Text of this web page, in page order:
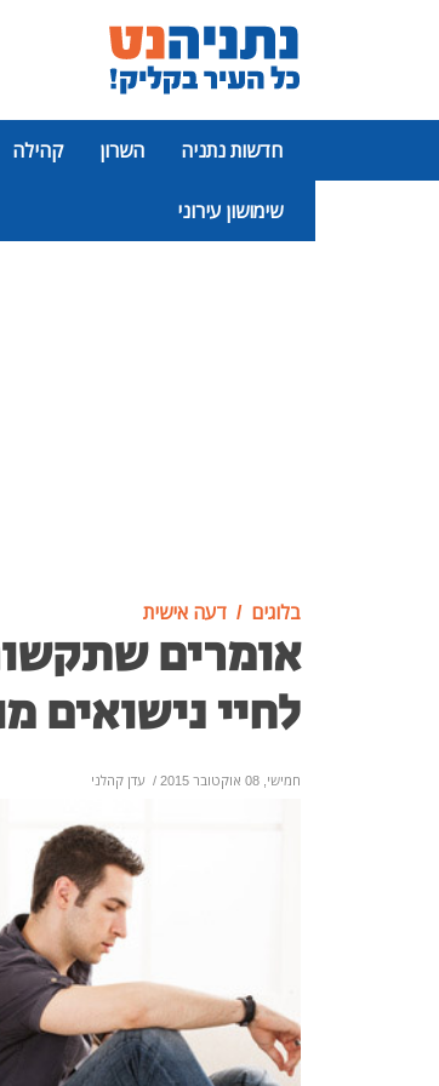
חדשות נתניה השרון קהילה
שימושון עירוני
בלוגים דעה אישית
אומרים
לחיי נישואים
חמישי, 08 אוקטובר 2015 / עדן קהלני